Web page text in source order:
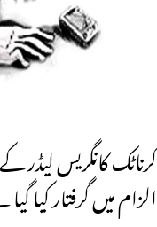
کرناٹک کانگریس لیڈر
الزام میں گرفتار کیا